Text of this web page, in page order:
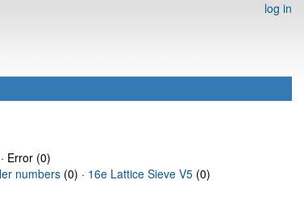
log in
Error (0)
numbers (0) · 16e Lattice Sieve V5 (0)